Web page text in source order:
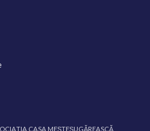
CASA MEŞTEŞUGĂREASCĂ